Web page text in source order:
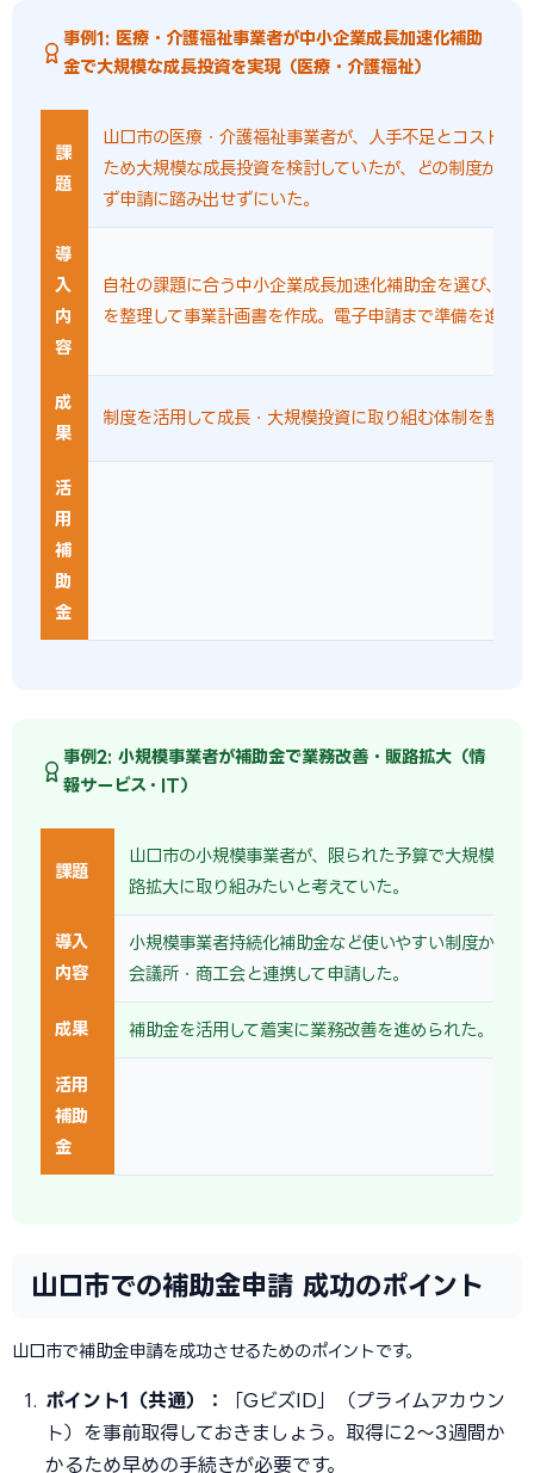
事例1: 医療・介護福祉事業者が中小企業成長加速化補助
金で大規模な成長投資を実現（医療・介護福祉）
課
題
山口市の医療・介護福祉事業者が、人手不足とコスト上
ため大規模な成長投資を検討していたが、どの制度が使
ず申請に踏み出せずにいた。
導
入
内
容
自社の課題に合う中小企業成長加速化補助金を選び、対
を整理して事業計画書を作成。電子申請まで準備を進め
成
果
制度を活用して成長・大規模投資に取り組む体制を整え
活
用
補
助
金
事例2: 小規模事業者が補助金で業務改善・販路拡大（情
報サービス・IT）
課題
山口市の小規模事業者が、限られた予算で大規模な成
路拡大に取り組みたいと考えていた。
導入
内容
小規模事業者持続化補助金など使いやすい制度から着
会議所・商工会と連携して申請した。
成果 補助金を活用して着実に業務改善を進められた。
活用
補助
金
山口市での補助金申請 成功のポイント
山口市で補助金申請を成功させるためのポイントです。
ポイント1（共通）：
「GビズID」（プライムアカウン
ト）を事前取得しておきましょう。取得に2〜3週間か
かるため早めの手続きが必要です。